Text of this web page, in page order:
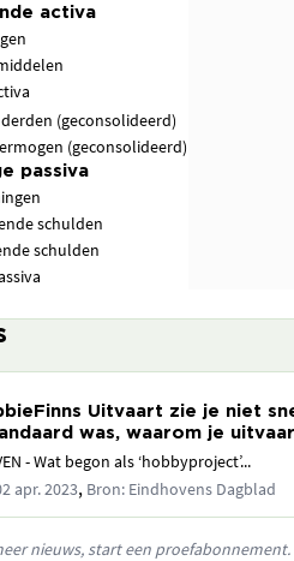
activa
(geconsolideerd)
(geconsolideerd)
passiva
schulden
schulden
Uitvaart zie je niet
was, waarom je
- Wat begon als ‘hobbyproject’...
apr. 2023, Bron: Eindhovens Dagblad
nieuws, start een proefabonnement.